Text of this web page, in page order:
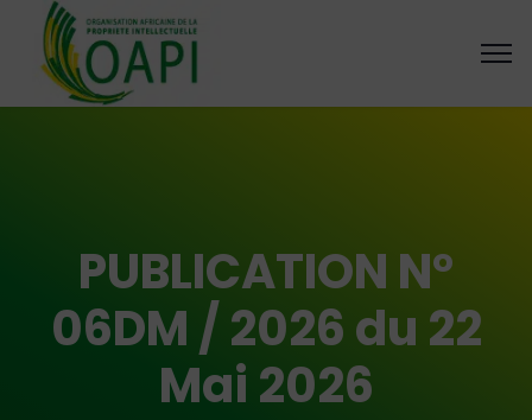
PUBLICATION N°
06DM / 2026 du 22
Mai 2026